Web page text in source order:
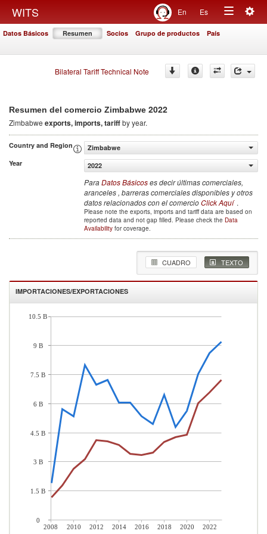
WITS En Es
Toggle
Datos Básicos Resumen Socios Grupo de productos País
Bilateral Tariff Technical Note
Resumen del comercio Zimbabwe 2022
Zimbabwe exports, imports, tariffby year.
Country and Region
Zimbabwe
Year
2022
ParaDatos Básicoses decir últimas comerciales,
aranceles , barreras comerciales disponibles y otros
datos relacionados con el comercioClick Aquí .
Please note the exports, imports and tariff data are based on
reported data and not gap filled. Please check the Data
Availability for coverage.
CUADRO TEXTO
IMPORTACIONES/EXPORTACIONES
2008 2010 2012 2014 2016 2018 2020
2022
10.5 B
9 B
7.5 B
6 B
4.5 B
3 B
1.5 B
0